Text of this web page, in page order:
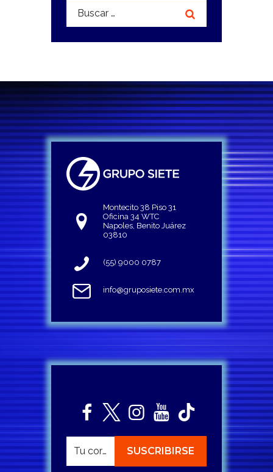
Buscar:
Montecito 38 Piso 31
Oficina 34 WTC
Napoles, Benito Juárez
03810
(55) 9000 0787
info@gruposiete.com.mx